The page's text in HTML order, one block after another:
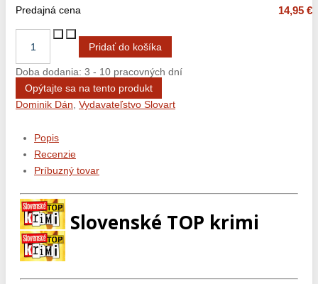
Predajná cena
14,95 €
Doba dodania: 3 - 10 pracovných dní
Opýtajte sa na tento produkt
Dominik Dán Vydavateľstvo Slovart
Popis
Recenzie
Príbuzný tovar
Slovenské TOP krimi